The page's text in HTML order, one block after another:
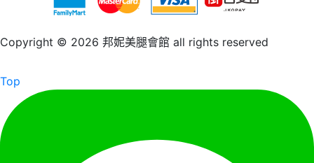
Copyright © 2026 邦妮美腿會館 all rights reserved
Top